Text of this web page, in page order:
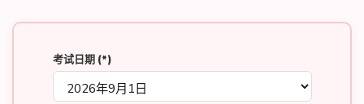
考试日期 (*)